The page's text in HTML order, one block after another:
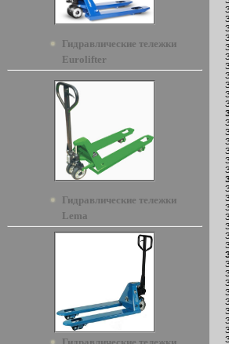
Гидравлические тележки
Eurolifter
Гидравлические тележки
Lema